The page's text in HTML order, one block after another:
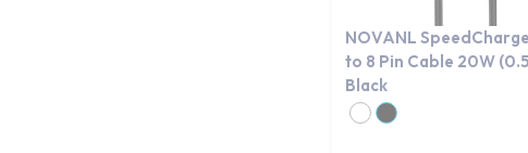
NOVANL
to 8 Pin Cable 20W
Black